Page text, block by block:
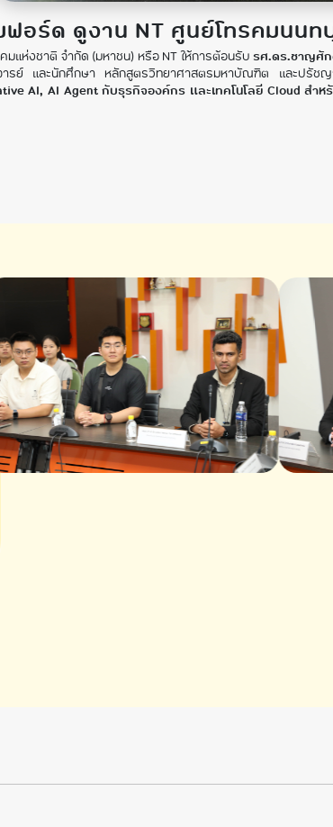
อร์ด ดูงาน NT ศูนย์โทรคมนนท
มแห่งชาติ จำกัด (มหาชน) หรือ NT ให้การต้อนรับรศ.ดร.ชาญศั
รย์ และนักศึกษา หลักสูตรวิทยาศาสตรมหาบัณฑิต และปรัชญ
AI, AI Agent กับธุรกิจองค์กร และเทคโนโลยี Cloud สำห